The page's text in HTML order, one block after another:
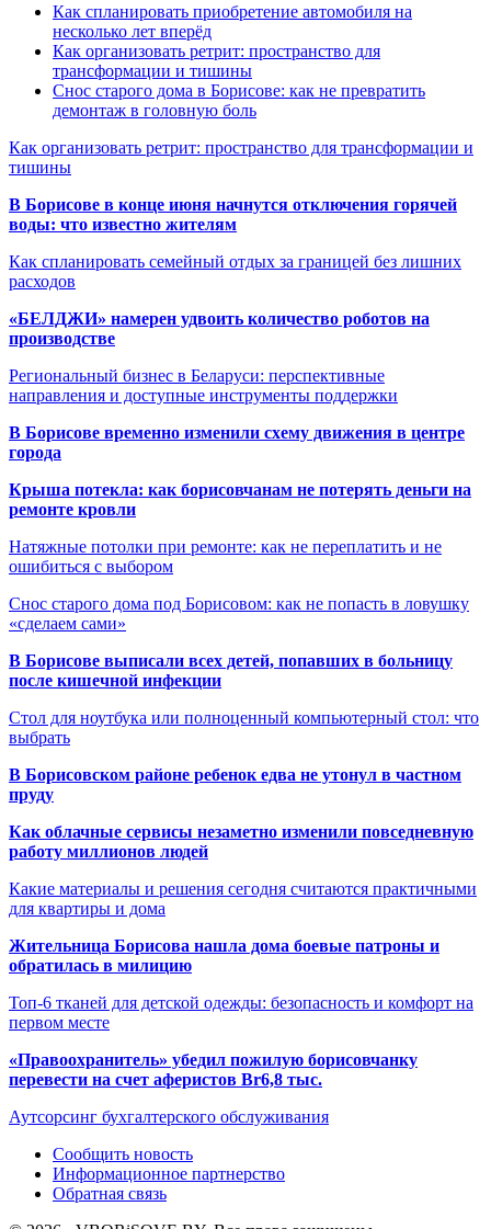
Как спланировать приобретение автомобиля на
несколько лет вперёд
Как организовать ретрит: пространство для
трансформации и тишины
Снос старого дома в Борисове: как не превратить
демонтаж в головную боль
Как организовать ретрит: пространство для трансформации и
тишины
В Борисове в конце июня начнутся отключения горячей
воды: что известно жителям
Как спланировать семейный отдых за границей без лишних
расходов
«БЕЛДЖИ» намерен удвоить количество роботов на
производстве
Региональный бизнес в Беларуси: перспективные
направления и доступные инструменты поддержки
В Борисове временно изменили схему движения в центре
города
Крыша потекла: как борисовчанам не потерять деньги на
ремонте кровли
Натяжные потолки при ремонте: как не переплатить и не
ошибиться с выбором
Снос старого дома под Борисовом: как не попасть в ловушку
«сделаем сами»
В Борисове выписали всех детей, попавших в больницу
после кишечной инфекции
Стол для ноутбука или полноценный компьютерный стол: что
выбрать
В Борисовском районе ребенок едва не утонул в частном
пруду
Как облачные сервисы незаметно изменили повседневную
работу миллионов людей
Какие материалы и решения сегодня считаются практичными
для квартиры и дома
Жительница Борисова нашла дома боевые патроны и
обратилась в милицию
Топ-6 тканей для детской одежды: безопасность и комфорт на
первом месте
«Правоохранитель» убедил пожилую борисовчанку
перевести на счет аферистов Br6,8 тыс.
Аутсорсинг бухгалтерского обслуживания
Сообщить новость
Информационное партнерство
Обратная связь